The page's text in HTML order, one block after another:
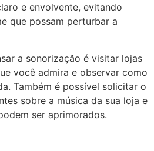
e envolvente, evitando
que possam perturbar a
a sonorização é visitar lojas
você admira e observar como
Também é possível solicitar o
sobre a música da sua loja e
ser aprimorados.